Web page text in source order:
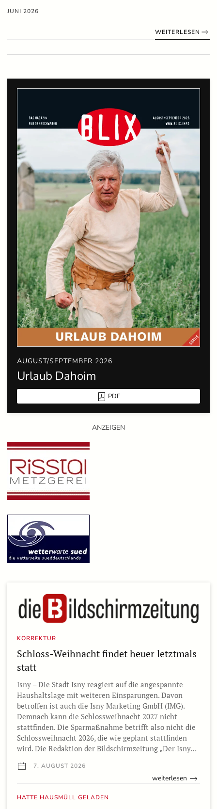
JUNI 2026
WEITERLESEN
AUGUST/SEPTEMBER 2026
Urlaub Dahoim
PDF
ANZEIGEN
KORREKTUR
Schloss-Weihnacht findet heuer letztmals
statt
Isny – Die Stadt Isny reagiert auf die angespannte
Haushaltslage mit weiteren Einsparungen. Davon
betroffen ist auch die Isny Marketing GmbH (IMG).
Demnach kann die Schlossweihnacht 2027 nicht
stattfinden. Die Sparmaßnahme betrifft also nicht die
Schlossweihnacht 2026, die wie geplant stattfinden
wird. Die Redaktion der Bildschirmzeitung „Der Isny…
7. AUGUST 2026
weiterlesen
HATTE HAUSMÜLL GELADEN